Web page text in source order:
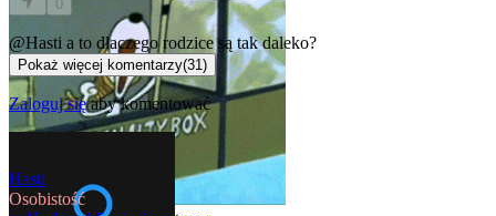
0
@Hasti a to dlaczego rodzice są tak daleko?
Pokaż więcej komentarzy(31)
Zaloguj sięaby komentować
Hasti
Osobistość